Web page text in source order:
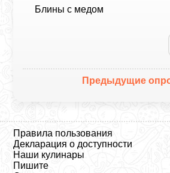
Блины с медом
Предыдущие
Правила пользования
Декларация о доступности
Наши кулинары
Пишите